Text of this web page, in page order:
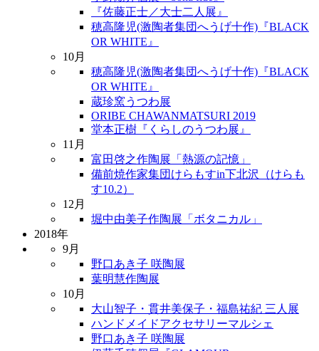
『佐藤正士／大士二人展』
穂高隆児(激陶者集団へうげ十作)『BLACK
OR WHITE』
10月
穂高隆児(激陶者集団へうげ十作)『BLACK
OR WHITE』
蔵珍窯うつわ展
ORIBE CHAWANMATSURI 2019
堂本正樹『くらしのうつわ展』
11月
富田啓之作陶展「熱源の記憶」
備前焼作家集団けらもすin下北沢（けらも
す10.2）
12月
堀中由美子作陶展「ボタニカル」
2018年
9月
野口あき子 咲陶展
葉明慧作陶展
10月
大山智子・貫井美保子・福島祐紀 三人展
ハンドメイドアクセサリーマルシェ
野口あき子 咲陶展